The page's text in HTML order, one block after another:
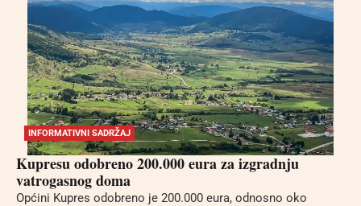
INFORMATIVNI SADRŽAJ
Kupresu odobreno 200.000 eura za izgradnju
vatrogasnog doma
Općini Kupres odobreno je 200.000 eura, odnosno oko